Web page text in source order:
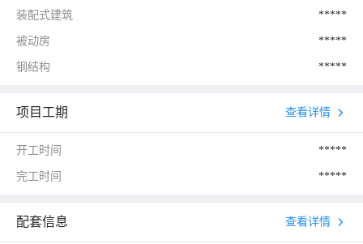
装配式建筑 *****
被动房 *****
钢结构 *****
项目工期 查看详情
开工时间 *****
完工时间 *****
配套信息 查看详情